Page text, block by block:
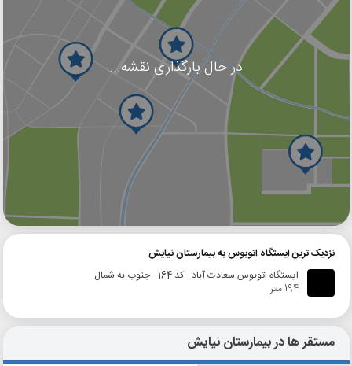
در حال بارگذاری نقشه...
گوگل
نزدیک ترین ایستگاه اتوبوس به بیمارستان نیایش
ایستگاه اتوبوس سعادت آباد - کد 164 - جنوب به شمال
194 متر
مستقر ها در بیمارستان نیایش